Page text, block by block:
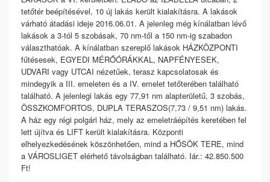
tetőtér beépítésével, 10 új lakás került kialakításra. A lakások
várható átadási ideje 2016.06.01. A jelenleg még kínálatban lévő
lakások a 3-tól 5 szobásak, 70 nm-től a 150 nm-ig szabadon
választhatóak. A kínálatban szereplő lakások HÁZKÖZPONTI
fűtésesek, EGYEDI MÉRŐÓRÁKKAL, NAPFÉNYESEK,
UDVARI vagy UTCAI nézetűek, terasz kapcsolatosak és
mindegyik a III. emeleten és a IV. emelet tetőterében található
található. A jelenlegi lakás egy 77,91 nm alapterületű, 3 szobás,
ÖSSZKOMFORTOS, DUPLA TERASZOS(7,73 / 9,51 nm) lakás.
A ház egy régi polgári ház, mely az emeletráépítés keretében fel
lett újítva és LIFT került kialakításra. Központi
elhelyezkedésének köszönhetően, mind a HŐSÖK TERE, mind
a VÁROSLIGET elérhető távolságban található. Iár.: 42.850.500
Ft!